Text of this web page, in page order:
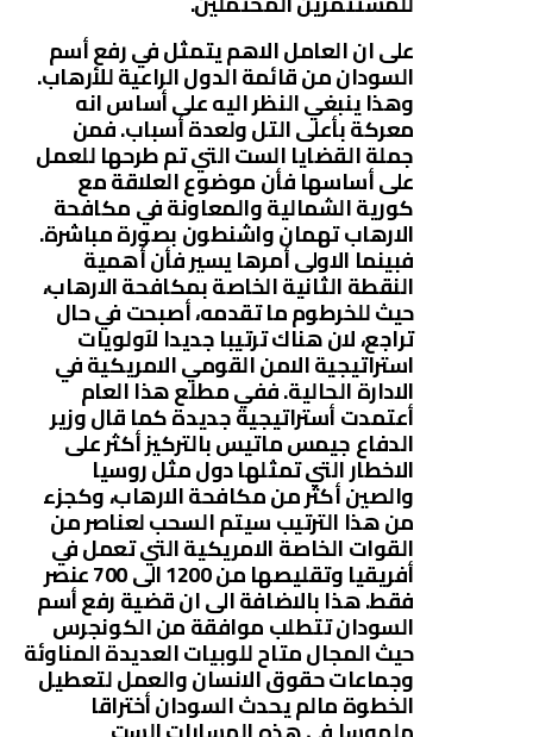
على ان العامل الاهم يتمثل في رفع أسم
السودان من قائمة الدول الراعية للأرهاب.
وهذا ينبغي النظر اليه على أساس انه
معركة بأعلى التل ولعدة أسباب. فمن
جملة القضايا الست التي تم طرحها للعمل
على أساسها فأن موضوع العلاقة مع
كورية الشمالية والمعاونة في مكافحة
الارهاب تهمان واشنطون بصورة مباشرة.
فبينما الاولى أمرها يسير فأن أهمية
النقطة الثانية الخاصة بمكافحة الارهاب،
حيث للخرطوم ما تقدمه، أصبحت في حال
تراجع، لان هناك ترتيبا جديدا لآولويات
استراتيجية الامن القومي الامريكية في
الادارة الحالية. ففي مطلع هذا العام
أعتمدت أستراتيجية جديدة كما قال وزير
الدفاع جيمس ماتيس بالتركيز أكثر على
الاخطار التي تمثلها دول مثل روسيا
والصين أكثر من مكافحة الارهاب، وكجزء
من هذا الترتيب سيتم السحب لعناصر من
القوات الخاصة الامريكية التي تعمل في
أفريقيا وتقليصها من 1200 الى 700 عنصر
فقط. هذا بالاضافة الى ان قضية رفع أسم
السودان تتطلب موافقة من الكونجرس
حيث المجال متاح للوبيات العديدة المناوئة
وجماعات حقوق الانسان والعمل لتعطيل
الخطوة مالم يحدث السودان أختراقا